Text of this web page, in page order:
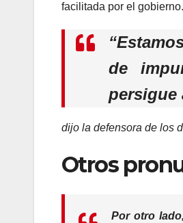
facilitada por el gobierno.
de
persigue
dijo la defensora de los
Otros
Por otro